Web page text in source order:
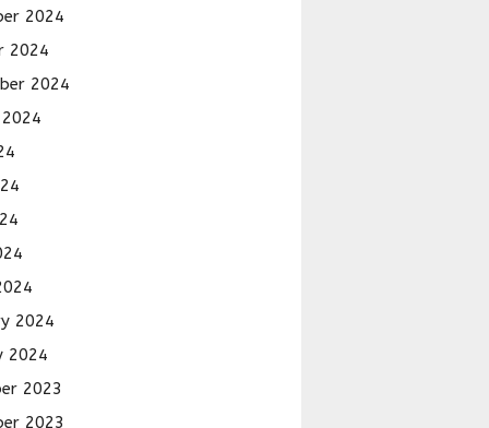
2024
2024
2024
2024
2024
2023
2023